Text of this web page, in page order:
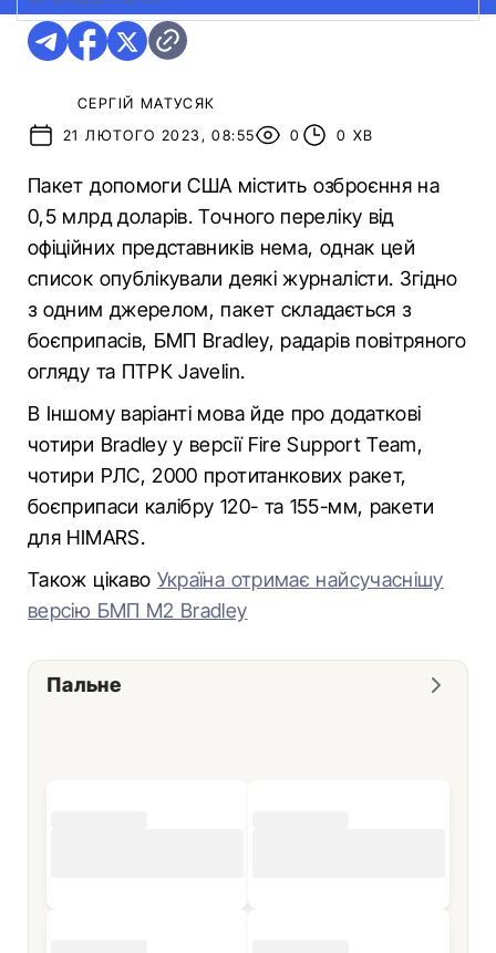
СЕРГІЙ МАТУСЯК
21 ЛЮТОГО 2023, 08:55
0 0 ХВ
Пакет допомоги США містить озброєння на
0,5 млрд доларів. Точного переліку від
офіційних представників нема, однак цей
список опублікували деякі журналісти. Згідно
з одним джерелом, пакет складається з
боєприпасів, БМП Bradley, радарів повітряного
огляду та ПТРК Javelin.
В Іншому варіанті мова йде про додаткові
чотири Bradley у версії Fire Support Team,
чотири РЛС, 2000 протитанкових ракет,
боєприпаси калібру 120- та 155-мм, ракети
для HIMARS.
Також цікаво Україна отримає найсучаснішу
версію БМП М2 Bradley
Пальне